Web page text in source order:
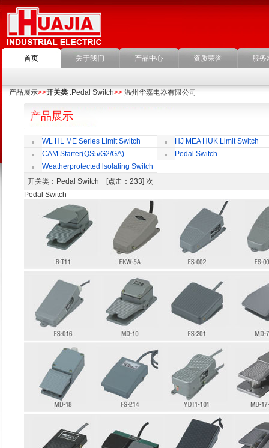
首页 关于我们 产品中心 资质荣誉 服务
产品展示>>开关类 :Pedal Switch>> 温州华嘉电器有限公司
产品展示
WL HL ME Series Limit Switch
HJ MEA HUK Limit Switch
CAM Starter(QS5/G2/GA)
Pedal Switch
Weatherprotected lsolating Switch
开关类 ：Pedal Switch [点击：233] 次
Pedal Switch